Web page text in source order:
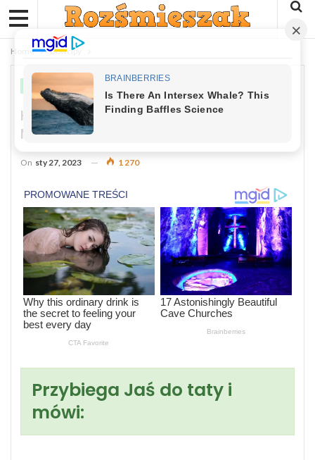
Home Dowcipy
Kawał Dnia : Przybiega Jaś Do Taty I
Mówi
On sty 27, 2023 1 270
Przybiega Jaś do taty i
mówi: